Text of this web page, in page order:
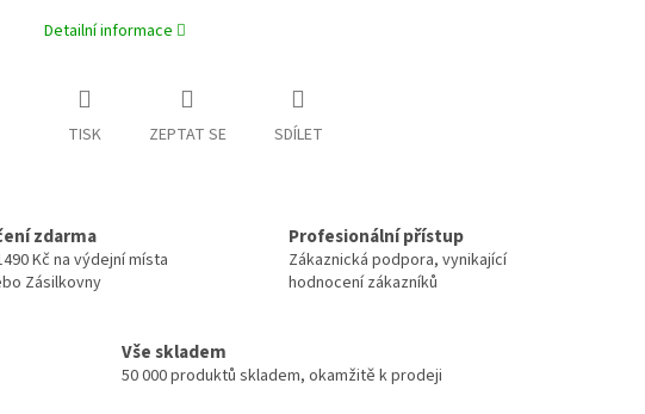
Detailní informace
TISK ZEPTAT SE SDÍLET
zdarma
Kč na výdejní místa
Zásilkovny
Profesionální přístup
Zákaznická podpora, vynikající
hodnocení zákazníků
Vše skladem
50 000 produktů skladem, okamžitě k prodeji